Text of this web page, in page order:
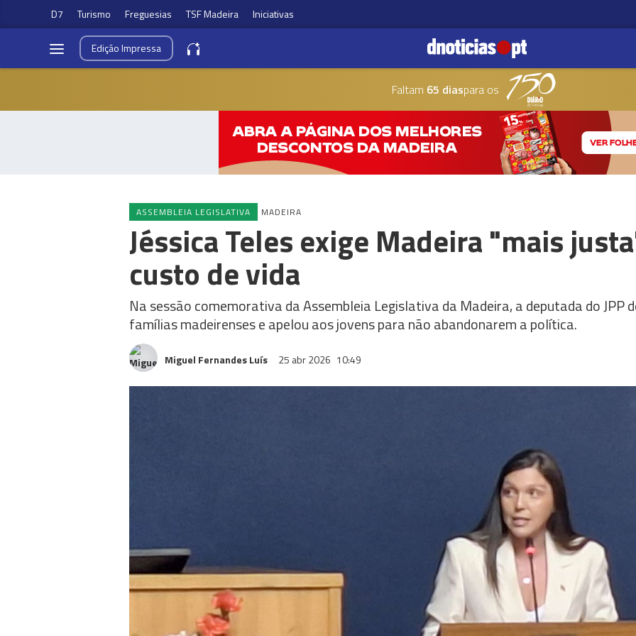
D7 Turismo Freguesias TSF Madeira Iniciativas
EdiçãoImpressa
Faltam 65 diaspara os
ASSEMBLEIA LEGISLATIVA MADEIRA
Jéssica Teles exige Madeira "mais
custo de vida
Na sessão comemorativa da Assembleia Legislativa da Madeira, a deputada do JPP
famílias madeirenses e apelou aos jovens para não abandonarem a política.
Miguel Fernandes Luís 25 abr 2026 10:49